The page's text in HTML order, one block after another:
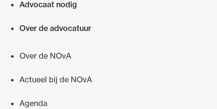
Advocaat nodig
Over de advocatuur
Over de NOvA
Actueel bij de NOvA
Agenda
de advocatuur (Voda) en de Regeling op de